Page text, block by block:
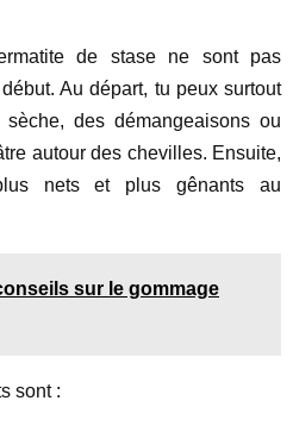
de stase ne sont pas
Au départ, tu peux surtout
des démangeaisons ou
autour des chevilles. Ensuite,
nets et plus gênants au
sur le gommage
sont :